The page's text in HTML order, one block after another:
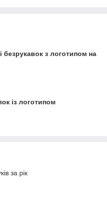
з логотипом на
із логотипом
за рік